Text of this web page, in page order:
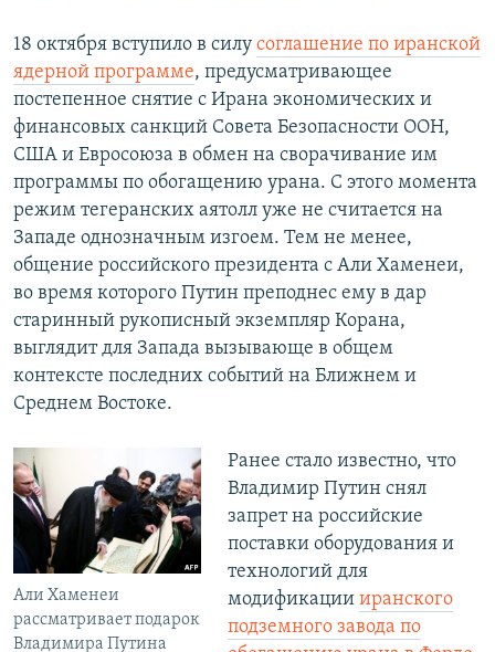
18 октября вступило в силу соглашение по иранской
ядерной программе, предусматривающее
постепенное снятие с Ирана экономических и
финансовых санкций Совета Безопасности ООН,
США и Евросоюза в обмен на сворачивание им
программы по обогащению урана. С этого момента
режим тегеранских аятолл уже не считается на
Западе однозначным изгоем. Тем не менее,
общение российского президента с Али Хаменеи,
во время которого Путин преподнес ему в дар
старинный рукописный экземпляр Корана,
выглядит для Запада вызывающе в общем
контексте последних событий на Ближнем и
Среднем Востоке.
Али Хаменеи
рассматривает подарок
Владимира Путина
Ранее стало известно, что
Владимир Путин снял
запрет на российские
поставки оборудования и
технологий для
модификации иранского
подземного завода по